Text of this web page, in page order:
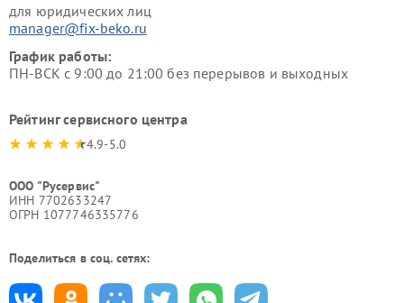
для юридических лиц
manager@fix-beko.ru
График работы:
ПН-ВСК с 9:00 до 21:00 без перерывов и выходных
Рейтинг сервисного центра
4.9-5.0
ООО "Русервис"
ИНН 7702633247
ОГРН 1077746335776
Поделиться в соц. сетях: